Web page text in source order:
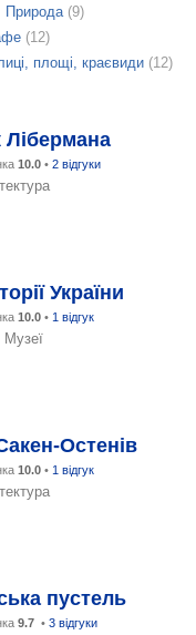
Природа(9)
(12)
площі, краєвиди (12)
10.0 • 2 відгуки
України
10.0 • 1 відгук
Музеї
Остенів
10.0 • 1 відгук
пустель
9.7 • 3 відгуки